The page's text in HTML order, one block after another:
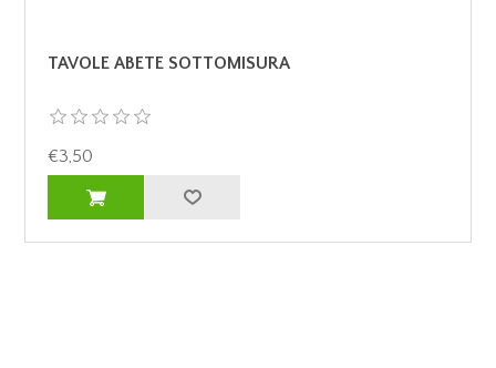
TAVOLE ABETE SOTTOMISURA
€3,50